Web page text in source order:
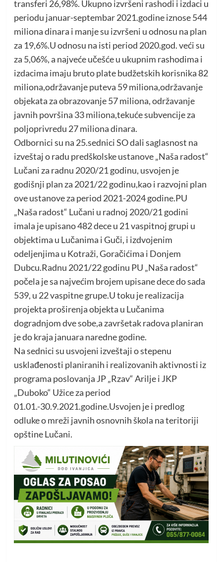
transferi 26,98%. Ukupno izvršeni rashodi i izdaci u
periodu januar-septembar 2021.godine iznose 544
miliona dinara i manje su izvršeni u odnosu na plan
za 19,6%.U odnosu na isti period 2020.god. veći su
za 5,06%, a najveće učešće u ukupnim rashodima i
izdacima imaju bruto plate budžetskih korisnika 82
miliona,održavanje puteva 59 miliona,održavanje
objekata za obrazovanje 57 miliona, održavanje
javnih površina 33 miliona,tekuće subvencije za
poljoprivredu 27 miliona dinara.
Odbornici su na 25.sednici SO dali saglasnost na
izveštaj o radu predškolske ustanove „Naša radost“
Lučani za radnu 2020/21 godinu, usvojen je
godišnji plan za 2021/22 godinu,kao i razvojni plan
ove ustanove za period 2021-2024 godine.PU
„Naša radost“ Lučani u radnoj 2020/21 godini
imala je upisano 482 dece u 21 vaspitnoj grupi u
objektima u Lučanima i Guči, i izdvojenim
odeljenjima u Kotraži, Goračićima i Donjem
Dubcu.Radnu 2021/22 godinu PU „Naša radost“
počela je sa najvećim brojem upisane dece do sada
539, u 22 vaspitne grupe.U toku je realizacija
projekta proširenja objekta u Lučanima
dogradnjom dve sobe,a završetak radova planiran
je do kraja januara naredne godine.
Na sednici su usvojeni izveštaji o stepenu
usklađenosti planiranih i realizovanih aktivnosti iz
programa poslovanja JP „Rzav“ Arilje i JKP
„Duboko“ Užice za period
01.01.-30.9.2021.godine.Usvojen je i predlog
odluke o mreži javnih osnovnih škola na teritoriji
opštine Lučani.